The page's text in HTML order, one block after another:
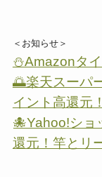
＜お知らせ＞
⛄Amazonタ
🌅楽天スーパ
イント高還元！
🐙Yahoo!ショ
還元！竿とリ